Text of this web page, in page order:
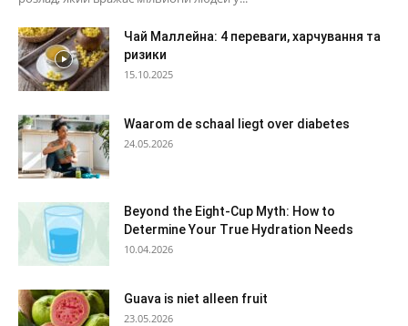
Чай Маллейна: 4 переваги, харчування та
ризики
15.10.2025
Waarom de schaal liegt over diabetes
24.05.2026
Beyond the Eight-Cup Myth: How to
Determine Your True Hydration Needs
10.04.2026
Guava is niet alleen fruit
23.05.2026